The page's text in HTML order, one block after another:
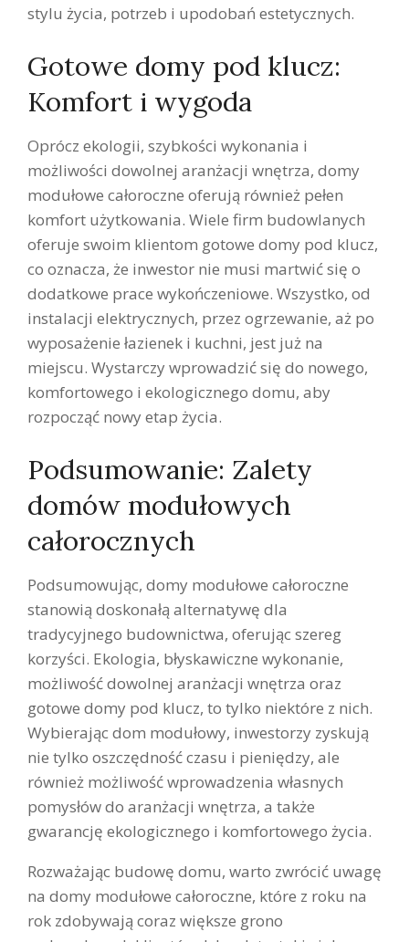
stylu życia, potrzeb i upodobań estetycznych.
Gotowe domy pod klucz:
Komfort i wygoda
Oprócz ekologii, szybkości wykonania i
możliwości dowolnej aranżacji wnętrza, domy
modułowe całoroczne oferują również pełen
komfort użytkowania. Wiele firm budowlanych
oferuje swoim klientom gotowe domy pod klucz,
co oznacza, że inwestor nie musi martwić się o
dodatkowe prace wykończeniowe. Wszystko, od
instalacji elektrycznych, przez ogrzewanie, aż po
wyposażenie łazienek i kuchni, jest już na
miejscu. Wystarczy wprowadzić się do nowego,
komfortowego i ekologicznego domu, aby
rozpocząć nowy etap życia.
Podsumowanie: Zalety
domów modułowych
całorocznych
Podsumowując, domy modułowe całoroczne
stanowią doskonałą alternatywę dla
tradycyjnego budownictwa, oferując szereg
korzyści. Ekologia, błyskawiczne wykonanie,
możliwość dowolnej aranżacji wnętrza oraz
gotowe domy pod klucz, to tylko niektóre z nich.
Wybierając dom modułowy, inwestorzy zyskują
nie tylko oszczędność czasu i pieniędzy, ale
również możliwość wprowadzenia własnych
pomysłów do aranżacji wnętrza, a także
gwarancję ekologicznego i komfortowego życia.
Rozważając budowę domu, warto zwrócić uwagę
na domy modułowe całoroczne, które z roku na
rok zdobywają coraz większe grono